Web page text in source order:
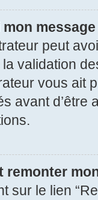
peut
validation
vous ait
avant d’être
remonter
sur le lien